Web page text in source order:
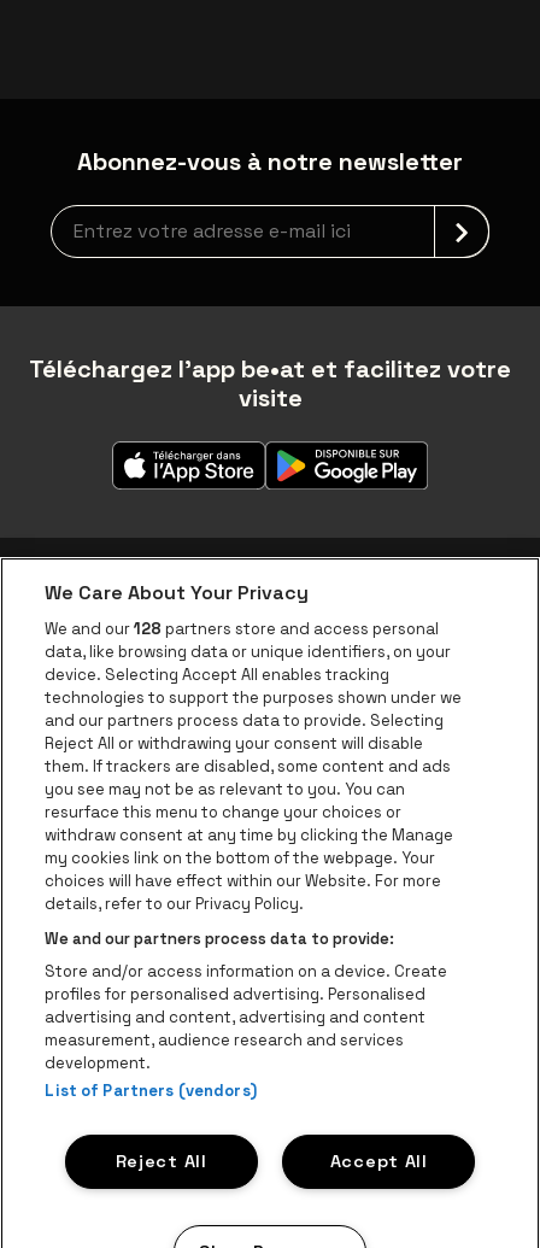
Abonnez-vous à notre newsletter
Inscription à la newsletter
Téléchargez l'app be•at et facilitez votre
visite
Application be•at
be•at Corporate
be•at Business
Groupes
Helpcenter
Contact
Instagram
Facebook
Threads
TiktokYoutube
Be•at Tickets fait partie de be•at
be•at Tickets
Schijnpoortweg 119, 2170 Anvers
Be-At Venues
Schijnpoortweg 119, 2170 Anvers
BTW (BE) 0461.051.688 - RPR Antwerpen
BNP Paribas Fortis - IBAN: BE93 2200 4925 0067 - BIC:
GEBABEBB
ProclaimerCookiesManage my cookiesPrivacy
We Care About Your Privacy
We and our128 partners store and access personal
data, like browsing data or unique identifiers, on your
device. Selecting Accept All enables tracking
technologies to support the purposes shown under we
and our partners process data to provide. Selecting
Reject All or withdrawing your consent will disable
them. If trackers are disabled, some content and ads
you see may not be as relevant to you. You can
resurface this menu to change your choices or
withdraw consent at any time by clicking the Manage
my cookies link on the bottom of the webpage. Your
choices will have effect within our Website. For more
details, refer to our Privacy Policy.
We and our partners process data to provide:
Store and/or access information on a device. Create
profiles for personalised advertising. Personalised
advertising and content, advertising and content
measurement, audience research and services
development.
List of Partners (vendors)
Accept All
Reject All